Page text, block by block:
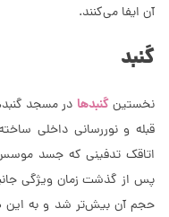
آن ایفا می‌کنند.
گنبد
نخستینگنبدها در مسجد
قبله و نوررسانی داخلی
اتاقک تدفینی که جسد
پس از گذشت زمان ویژگی
حجم آن بیش‌تر شد و به